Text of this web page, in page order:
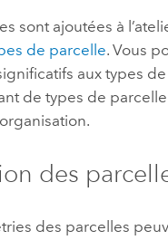
sont ajoutées à
de parcelle. Vous
aux types
de types de
des
des parcelles